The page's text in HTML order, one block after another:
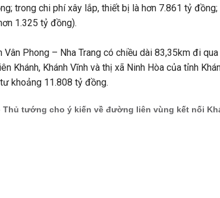
trong chi phí xây lắp, thiết bị là hơn 7.861 tỷ đồng;
1.325 tỷ đồng).
Phong – Nha Trang có chiều dài 83,35km đi qua
Khánh, Khánh Vĩnh và thị xã Ninh Hòa của tỉnh
khoảng 11.808 tỷ đồng.